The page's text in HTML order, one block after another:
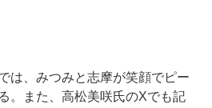
は、みつみと志摩が笑顔でピー
。また、高松美咲氏のXでも記